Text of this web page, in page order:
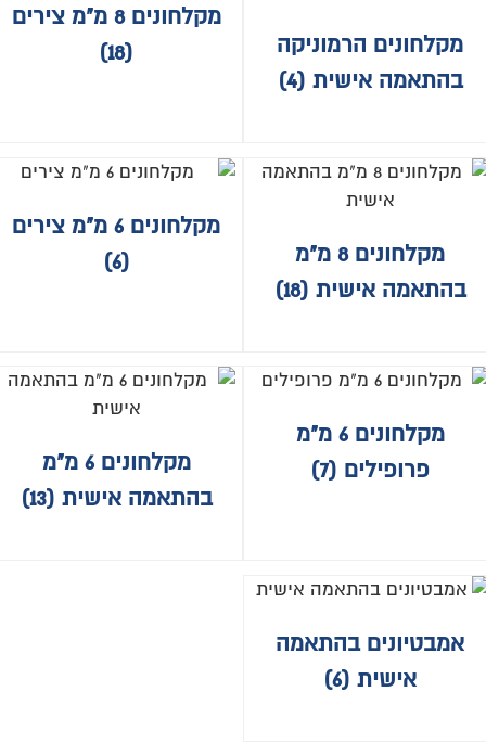
מקלחונים הרמוניקה
בהתאמה אישית (4)
מקלחונים 8 מ"מ צירים
(18)
מקלחונים 8 מ"מ
בהתאמה אישית (18)
מקלחונים 6 מ"מ צירים
(6)
מקלחונים 6 מ"מ
פרופילים (7)
מקלחונים 6 מ"מ
בהתאמה אישית (13)
אמבטיונים בהתאמה
אישית (6)